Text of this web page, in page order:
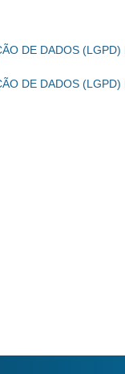
DE DADOS
DE DADOS